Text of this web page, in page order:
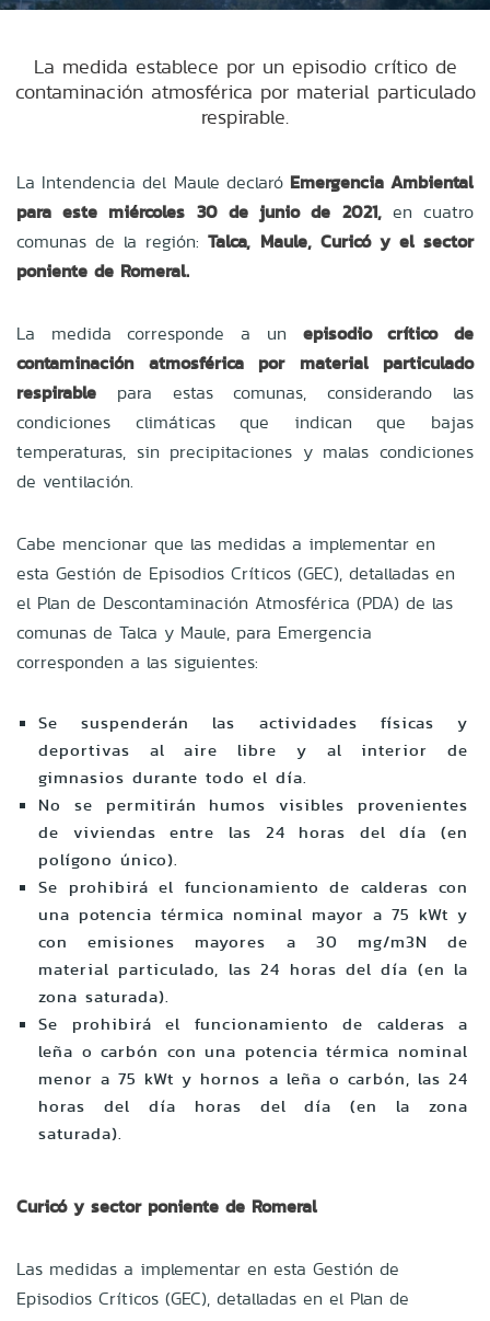
La medida establece por un episodio crítico de
contaminación atmosférica por material particulado
respirable.
La Intendencia del Maule declaró Emergencia Ambiental
para este miércoles 30 de junio de 2021,en cuatro
comunas de la región:Talca, Maule, Curicó y el sector
poniente de Romeral.
La medida corresponde a un episodio crítico de
contaminación atmosférica por material particulado
respirable para estas comunas, considerando las
condiciones climáticas que indican que bajas
temperaturas, sin precipitaciones y malas condiciones
de ventilación.
Cabe mencionar que las medidas a implementar en
esta Gestión de Episodios Críticos (GEC), detalladas en
el Plan de Descontaminación Atmosférica (PDA) de las
comunas de Talca y Maule, para Emergencia
corresponden a las siguientes:
Se suspenderán las actividades físicas y
deportivas al aire libre y al interior de
gimnasios durante todo el día.
No se permitirán humos visibles provenientes
de viviendas entre las 24 horas del día (en
polígono único).
Se prohibirá el funcionamiento de calderas con
una potencia térmica nominal mayor a 75 kWt y
con emisiones mayores a 30 mg/m3N de
material particulado, las 24 horas del día (en la
zona saturada).
Se prohibirá el funcionamiento de calderas a
leña o carbón con una potencia térmica nominal
menor a 75 kWt y hornos a leña o carbón, las 24
horas del día horas del día (en la zona
saturada).
Curicó y sector poniente de Romeral
Las medidas a implementar en esta Gestión de
Episodios Críticos (GEC), detalladas en el Plan de